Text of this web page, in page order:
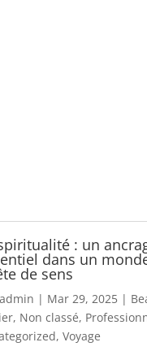
: un
dans un
de sens
admin | Mar 29, 2025 |
, Non classé,
,Voyage